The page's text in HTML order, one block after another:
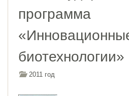
программа
2011 год